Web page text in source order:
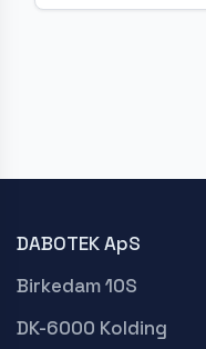
DABOTEK ApS
Birkedam 10S
DK-6000 Kolding